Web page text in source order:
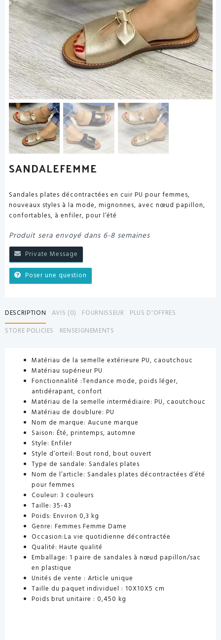
SANDALEFEMME
Sandales plates décontractées en cuir PU pour femmes,
nouveaux styles à la mode, mignonnes, avec nœud papillon,
confortables, à enfiler, pour l’été
Produit sera envoyé dans 6-8 semaines
Private Message
Poser une question
DESCRIPTION AVIS (0) FOURNISSEUR
PLUS D'OFFRES
STORE POLICIES
RENSEIGNEMENTS
Matériau de la semelle extérieure PU, caoutchouc
Matériau supérieur PU
Fonctionnalité :Tendance mode, poids léger,
antidérapant, confort
Matériau de la semelle intermédiaire: PU, caoutchouc
Matériau de doublure: PU
Nom de marque: Aucune marque
Saison: Été, printemps, automne
Style: Enfiler
Style d’orteil: Bout rond, bout ouvert
Type de sandale: Sandales plates
Nom de l’article: Sandales plates décontractées d’été
pour femmes
Couleur: 3 couleurs
Taille: 35-43
Poids: Environ 0,3 kg
Genre: Femmes Femme Dame
Occasion:La vie quotidienne décontractée
Qualité: Haute qualité
Emballage: 1 paire de sandales à nœud papillon/sac
en plastique
Unités de vente : Article unique
Taille du paquet individuel : 10X10X5 cm
Poids brut unitaire : 0,450 kg